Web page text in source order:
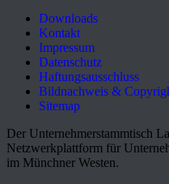
Downloads
Kontakt
Impressum
Datenschutz
Haftungsausschluss
Bildnachweis &
Sitemap
Der Unternehmerstammtisch
Netzwerkplattform für
im Münchner Westen.